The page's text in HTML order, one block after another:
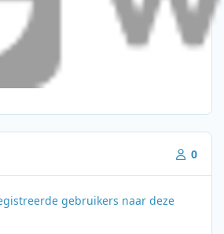
0
gebruikers naar deze